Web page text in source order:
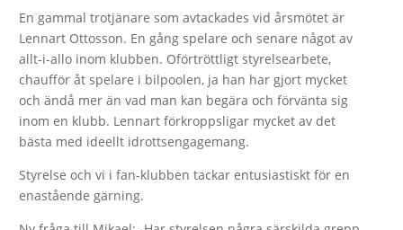
En gammal trotjänare som avtackades vid årsmötet är
Lennart Ottosson. En gång spelare och senare något av
allt-i-allo inom klubben. Oförtröttligt styrelsearbete,
chaufför åt spelare i bilpoolen, ja han har gjort mycket
och ändå mer än vad man kan begära och förvänta sig
inom en klubb. Lennart förkroppsligar mycket av det
bästa med ideellt idrottsengagemang.
Styrelse och vi i fan-klubben tackar entusiastiskt för en
enastående gärning.